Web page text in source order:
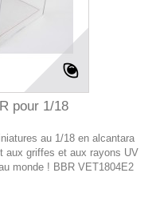
pour 1/18
au 1/18 en alcantara
aux griffes et aux rayons UV
monde ! BBR VET1804E2